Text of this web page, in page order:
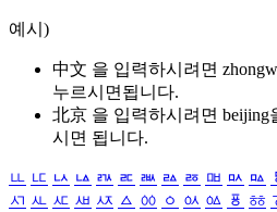
예시)
中文 을 입력하시려면
누르시면됩니다.
北京 을 입력하시려면 beijing
시면 됩니다.
ㅥ ㅦ ㅧ ㅨ ㅩ ㅪ ㅫ ㅬ ㅭ ㅮ ㅯ ㅰ
ㅺ ㅻ ㅼ ㅽ ㅾ ㅿ ㆀ ㆁ ㆂ ㆃ ㆄ ㆅ